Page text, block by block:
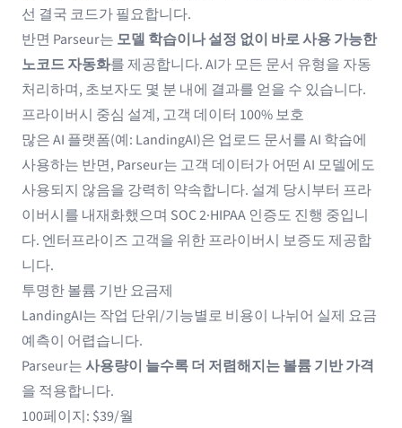
선 결국 코드가 필요합니다.
반면 Parseur는 모델 학습이나 설정 없이 바로 사용 가능한
노코드 자동화를 제공합니다. AI가 모든 문서 유형을 자동
처리하며, 초보자도 몇 분 내에 결과를 얻을 수 있습니다.
프라이버시 중심 설계, 고객 데이터 100% 보호
많은 AI 플랫폼(예: LandingAI)은 업로드 문서를 AI 학습에
사용하는 반면, Parseur는 고객 데이터가 어떤 AI 모델에도
사용되지 않음을 강력히 약속합니다. 설계 당시부터 프라
이버시를 내재화했으며 SOC 2·HIPAA 인증도 진행 중입니
다. 엔터프라이즈 고객을 위한 프라이버시 보증도 제공합
니다.
투명한 볼륨 기반 요금제
LandingAI는 작업 단위/기능별로 비용이 나뉘어 실제 요금
예측이 어렵습니다.
Parseur는사용량이 늘수록 더 저렴해지는 볼륨 기반 가격
을 적용합니다.
100페이지: $39/월